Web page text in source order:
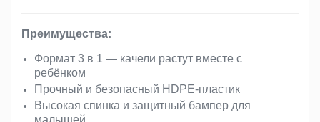
Преимущества:
Формат 3 в 1 — качели растут вместе с
ребёнком
Прочный и безопасный HDPE-пластик
Высокая спинка и защитный бампер для
малышей